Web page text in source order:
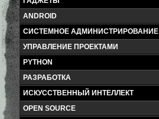
ANDROID
СИСТЕМНОЕ АДМИНИСТРИРОВАНИЕ
УПРАВЛЕНИЕ ПРОЕКТАМИ
PYTHON
РАЗРАБОТКА
ИСКУССТВЕННЫЙ ИНТЕЛЛЕКТ
OPEN SOURCE